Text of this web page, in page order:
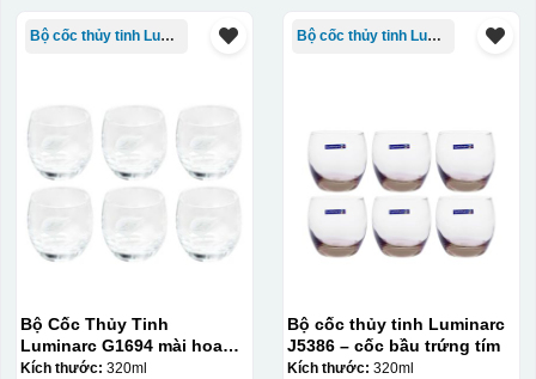
Bộ cốc thủy tinh Luminarc
Bộ Cốc Thủy Tinh
Luminarc G1694 mài hoa
trắng – 320ml
Kích thước: 320ml
Bộ cốc thủy tinh Luminarc
Bộ cốc thủy tinh Luminarc
J5386 – cốc bầu trứng tím
Kích thước: 320ml